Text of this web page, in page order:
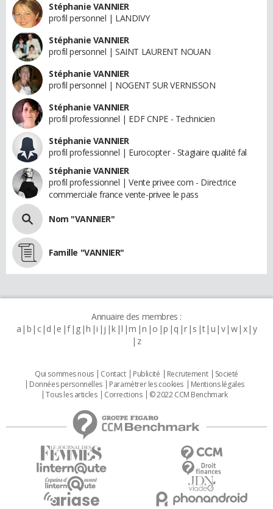
Stéphanie VANNIER
profil personnel | LANDIVY
Stéphanie VANNIER
profil personnel | SAINT LAURENT NOUAN
Stéphanie VANNIER
profil personnel | NOGENT SUR VERNISSON
Stéphanie VANNIER
profil professionnel | EDF CNPE - Technicien
Stéphanie VANNIER
profil professionnel | Eurocopter - Stagiaire qualité fal
Stéphanie VANNIER
profil professionnel | Vente privee com - Directrice
commerciale france vente-privee le pass
Nom "VANNIER"
Famille "VANNIER"
Annuaire des membres :
a b c d e f g h i j k l m n o p q r s t u v w x y
z
Qui sommes nous Contact Publicité Recrutement
Societé
Données personnelles
Paramétrer les cookies
Mentions légales
Tous les articles
Corrections © 2022 CCM Benchmark